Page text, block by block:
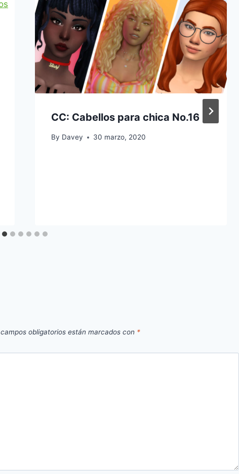
CC: Cabellos para chica No.16
By Davey 30 marzo, 2020
obligatorios están marcados con *